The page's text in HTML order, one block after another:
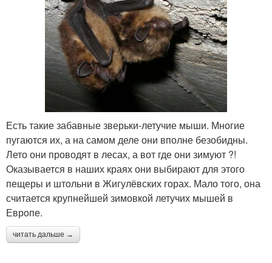
Есть такие забавные зверьки-летучие мыши. Многие
пугаются их, а на самом деле они вполне безобидны.
Лето они проводят в лесах, а вот где они зимуют ?!
Оказывается в наших краях они выбирают для этого
пещеры и штольни в Жигулёвских горах. Мало того, она
считается крупнейшей зимовкой летучих мышей в
Европе.
читать дальше →